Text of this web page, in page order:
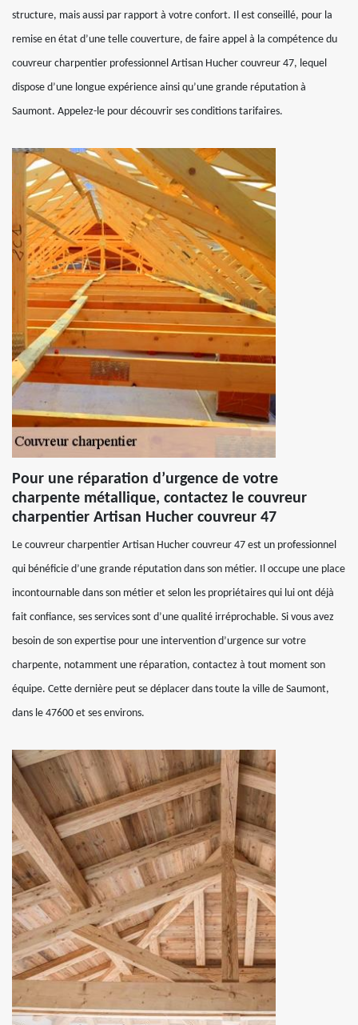
structure, mais aussi par rapport à votre confort. Il est conseillé, pour la
remise en état d’une telle couverture, de faire appel à la compétence du
couvreur charpentier professionnel Artisan Hucher couvreur 47, lequel
dispose d’une longue expérience ainsi qu’une grande réputation à
Saumont. Appelez-le pour découvrir ses conditions tarifaires.
Pour une réparation d’urgence de votre
charpente métallique, contactez le couvreur
charpentier Artisan Hucher couvreur 47
Le couvreur charpentier Artisan Hucher couvreur 47 est un professionnel
qui bénéficie d’une grande réputation dans son métier. Il occupe une place
incontournable dans son métier et selon les propriétaires qui lui ont déjà
fait confiance, ses services sont d’une qualité irréprochable. Si vous avez
besoin de son expertise pour une intervention d’urgence sur votre
charpente, notamment une réparation, contactez à tout moment son
équipe. Cette dernière peut se déplacer dans toute la ville de Saumont,
dans le 47600 et ses environs.